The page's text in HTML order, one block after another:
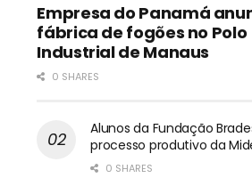
Empresa do Panamá
fábrica de fogões no Polo
Industrial de Manaus
0 SHARES
Alunos da Fundação
processo produtivo da
0 SHARES